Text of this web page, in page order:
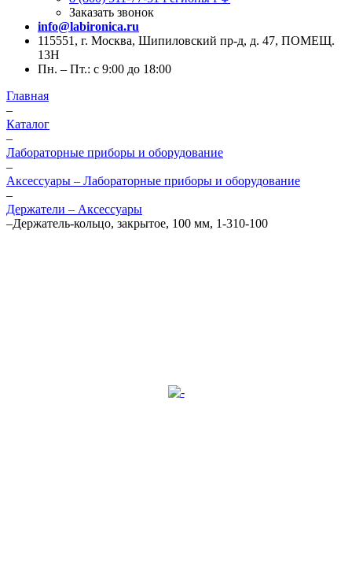
Заказать звонок
info@labironica.ru
115551, г. Москва, Шипиловский пр-д, д. 47, ПОМЕЩ.
13Н
Пн. – Пт.: с 9:00 до 18:00
Главная
–
Каталог
–
Лабораторные приборы и оборудование
–
Аксессуары – Лабораторные приборы и оборудование
–
Держатели – Аксессуары
–Держатель-кольцо, закрытое, 100 мм, 1-310-100